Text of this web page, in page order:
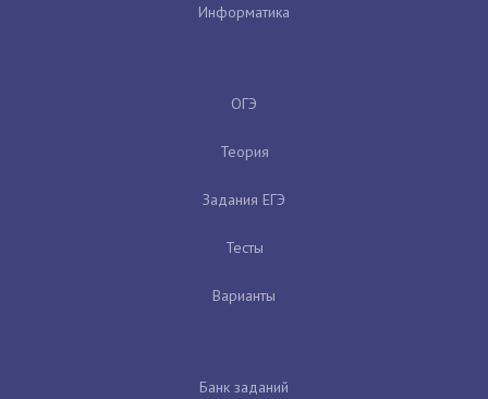
Информатика
ОГЭ
Теория
Задания ЕГЭ
Тесты
Варианты
Банк заданий